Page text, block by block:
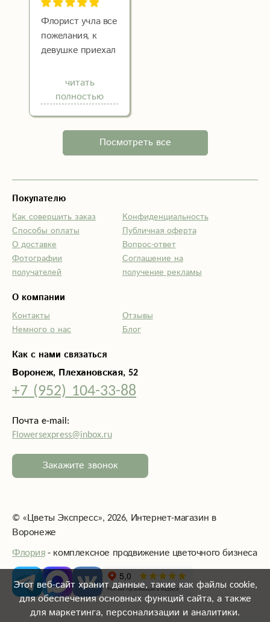
Флорист учла все
пожелания, к
девушке приехал
идеальный букет,
а главное
вовремя!
читать
полностью
Посмотреть все
Этот веб-сайт хранит данные, такие как файлы cookie,
для обеспечения основных функций сайта, а также
для маркетинга, персонализации и аналитики.
Как с нами связаться
Воронеж, Плехановская, 52
+7 (952) 104-33-88
Почта e-mail:
Flowersexpress@inbox.ru
Закажите звонок
Покупателю
Как совершить заказ
Способы оплаты
О доставке
Фотографии
получателей
Конфиденциальность
Публичная оферта
Вопрос-ответ
Соглашение на
получение рекламы
О компании
Контакты
Немного о нас
Отзывы
Блог
© «Цветы Экспресс», 2026, Интернет-магазин в
Воронеже
Флория- комплексное продвижение цветочного бизнеса